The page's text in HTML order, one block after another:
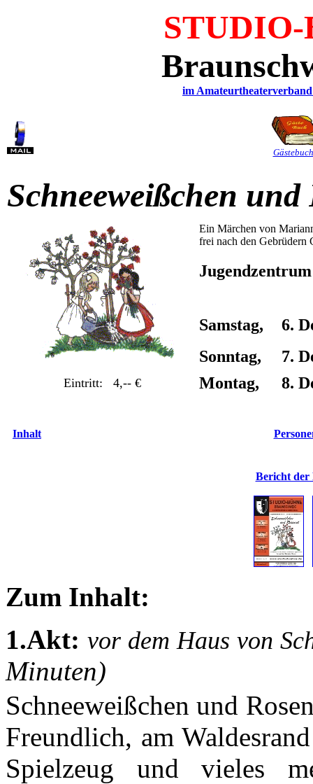
im Amateurtheaterverband
Gästebuch
Schneeweißchen und
Ein Märchen von
frei nach den Gebrüdern
Samstag,
6.
Sonntag,
7.
Eintritt: 4,-- € Montag, 8.
Inhalt
Bericht der
Zum Inhalt:
1.Akt: vor dem Haus von
Minuten)
Schneeweißchen und
Freundlich, am
Spielzeug und vieles